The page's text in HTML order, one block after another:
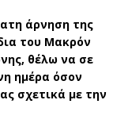
άρνηση της
του Μακρόν
θέλω να σε
ημέρα όσον
σχετικά με την